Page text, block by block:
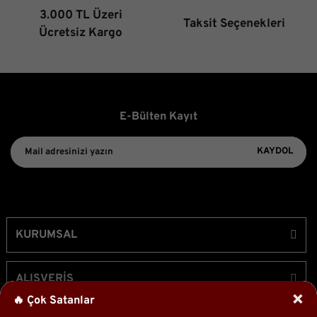
🔥 Çok Satanlar ×
3.000 TL Üzeri
Ücretsiz Kargo
Taksit Seçenekleri
E-Bülten Kayıt
KAYDOL
KURUMSAL
ALIŞVERİŞ